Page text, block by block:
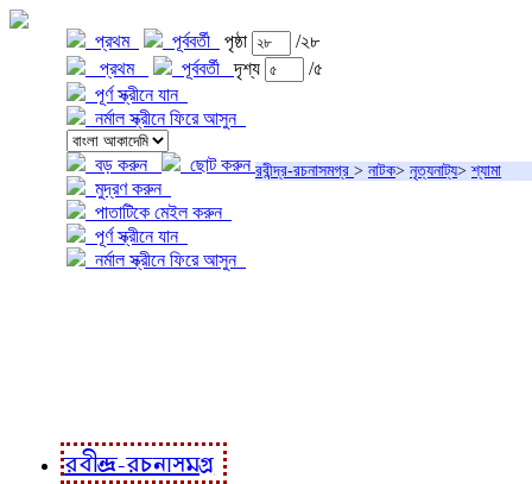
প্রথম পূর্ববর্তী পৃষ্ঠা
/২৮
প্রথম
পূর্ববর্তী দৃশ্য
/৫
পূর্ণ স্ক্রীনে যান
নর্মাল স্ক্রীনে ফিরে আসুন
বড় করুন
ছোট করুন
মুদ্রণ করুন
পাতাটিকে মেইল করুন
পূর্ণ স্ক্রীনে যান
নর্মাল স্ক্রীনে ফিরে আসুন
রবীন্দ্র-রচনাসমগ্র > নাটক> নৃত্যনাট্য>শ্যামা
রবীন্দ্র-রচনাসমগ্র